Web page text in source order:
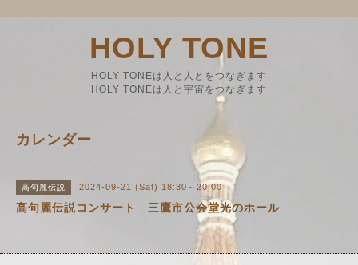
HOLY TONE
HOLY TONEは人と人とをつなぎます
HOLY TONEは人と宇宙をつなぎます
カレンダー
高句麗伝説 2024-09-21 (Sat) 18:30～20:00
高句麗伝説コンサート 三鷹市公会堂光のホール